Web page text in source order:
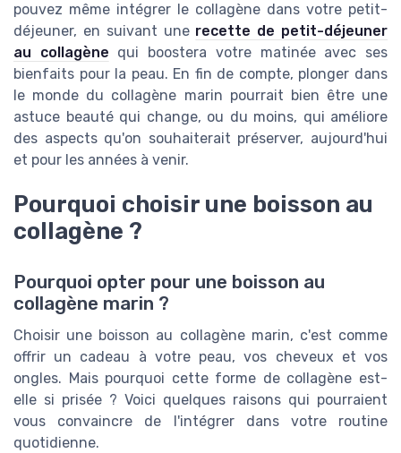
pouvez même intégrer le collagène dans votre petit-
déjeuner, en suivant une recette de petit-déjeuner
au collagène qui boostera votre matinée avec ses
bienfaits pour la peau. En fin de compte, plonger dans
le monde du collagène marin pourrait bien être une
astuce beauté qui change, ou du moins, qui améliore
des aspects qu'on souhaiterait préserver, aujourd'hui
et pour les années à venir.
Pourquoi choisir une boisson au
collagène ?
Pourquoi opter pour une boisson au
collagène marin ?
Choisir une boisson au collagène marin, c'est comme
offrir un cadeau à votre peau, vos cheveux et vos
ongles. Mais pourquoi cette forme de collagène est-
elle si prisée ? Voici quelques raisons qui pourraient
vous convaincre de l'intégrer dans votre routine
quotidienne.